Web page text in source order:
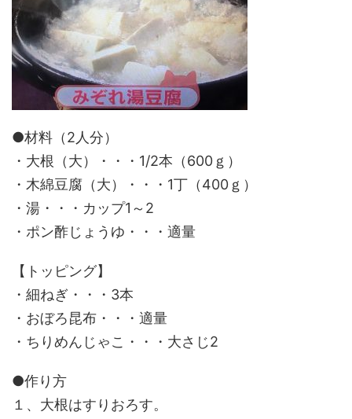
●材料（2人分）
・大根（大）・・・1/2本（600ｇ）
・木綿豆腐（大）・・・1丁（400ｇ）
・湯・・・カップ1～2
・ポン酢じょうゆ・・・適量
【トッピング】
・細ねぎ・・・3本
・おぼろ昆布・・・適量
・ちりめんじゃこ・・・大さじ2
●作り方
１、大根はすりおろす。